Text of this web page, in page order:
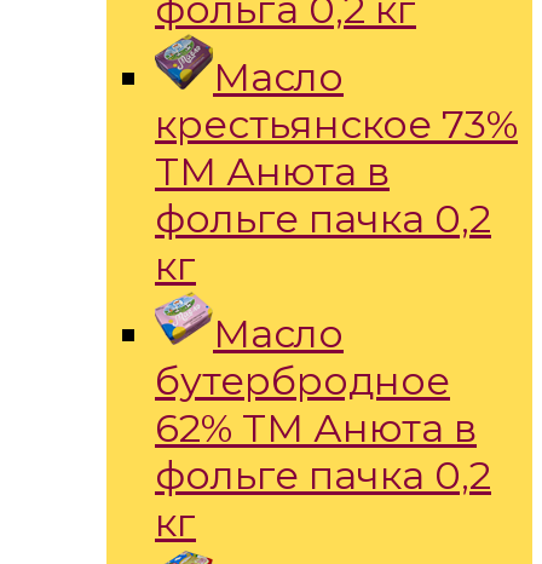
Масло
крестьянское 73%
ТМ Анюта в
фольге пачка 0,2
кг
Масло
бутербродное
62% ТМ Анюта в
фольге пачка 0,2
кг